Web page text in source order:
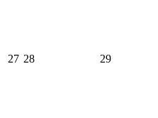
27 28 29